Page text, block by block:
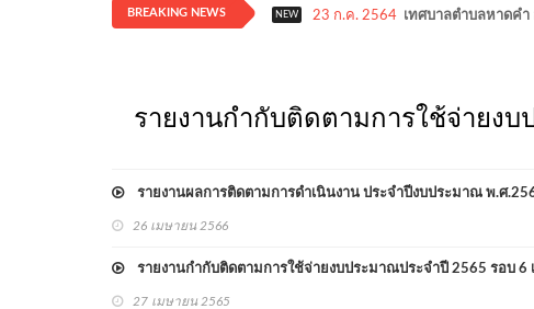
BREAKING NEWS NEW 23 ก.ค. 2564 เทศบาลตำบลหาดคำ
รายงานกำกับติดตามการใช้จ่ายง
รายงานผลการติดตามการดำเนินงาน ประจำปีงบประมาณ พ.ศ
26 เมษายน 2566
รายงานกำกับติดตามการใช้จ่ายงบประมาณประจำปี 2565 รอบ 6
27 เมษายน 2565